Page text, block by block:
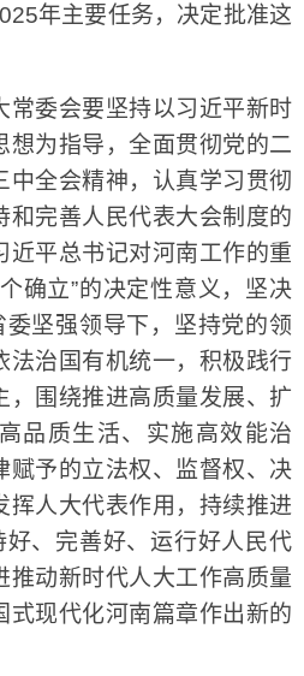
年主要任务，决定批准这
委会要坚持以习近平新时
想为指导，全面贯彻党的二
中全会精神，认真学习贯彻
和完善人民代表大会制度的
近平总书记对河南工作的重
确立”的决定性意义，坚决
委坚强领导下，坚持党的领
法治国有机统一，积极践行
，围绕推进高质量发展、扩
品质生活、实施高效能治
赋予的立法权、监督权、决
挥人大代表作用，持续推进
好、完善好、运行好人民代
推动新时代人大工作高质量
式现代化河南篇章作出新的